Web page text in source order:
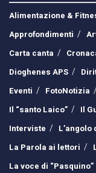
Alimentazione &
Approfondimenti
Carta canta
Dioghenes APS
Eventi
FotoNotizia
Il “santo Laico”
Il
Interviste
La Parola ai lettori
La voce di “Pasquino”